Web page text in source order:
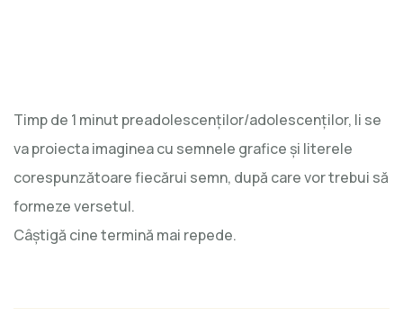
Timp de 1 minut preadolescenților/adolescenților, li se
va proiecta imaginea cu semnele grafice și literele
corespunzătoare fiecărui semn, după care vor trebui să
formeze versetul.
Câștigă cine termină mai repede.